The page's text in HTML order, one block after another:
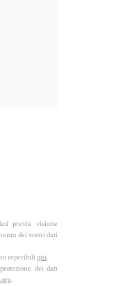
previa visione
dei vostri dati
reperibiliqui.
dei dati
.